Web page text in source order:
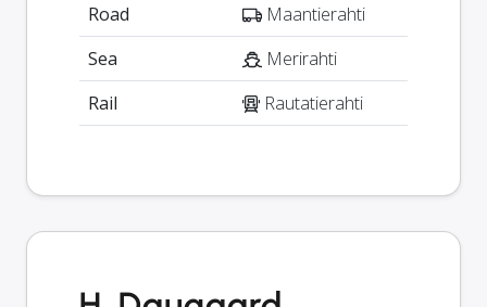
Road
Maantierahti
Sea
Merirahti
Rail
Rautatierahti